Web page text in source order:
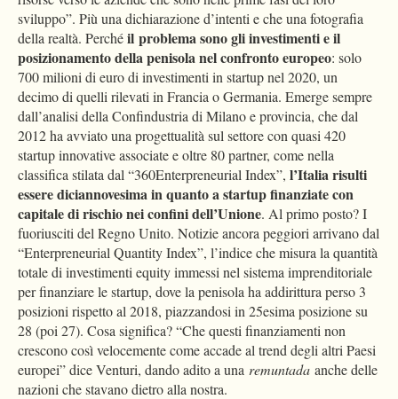
sviluppo”. Più una dichiarazione d’intenti e che una fotografia
della realtà. Perchéil problema sono gli investimenti e il
posizionamento della penisola nel confronto europeo: solo
700 milioni di euro di investimenti in startup nel 2020, un
decimo di quelli rilevati in Francia o Germania. Emerge sempre
dall’analisi della Confindustria di Milano e provincia, che dal
2012 ha avviato una progettualità sul settore con quasi 420
startup innovative associate e oltre 80 partner, come nella
classifica stilata dal “360Enterpreneurial Index”, l’Italia risulti
essere diciannovesima in quanto a startup finanziate con
capitale di rischio nei confini dell’Unione. Al primo posto? I
fuoriusciti del Regno Unito. Notizie ancora peggiori arrivano dal
“Enterpreneurial Quantity Index”, l’indice che misura la quantità
totale di investimenti equity immessi nel sistema imprenditoriale
per finanziare le startup, dove la penisola ha addirittura perso 3
posizioni rispetto al 2018, piazzandosi in 25esima posizione su
28 (poi 27). Cosa significa? “Che questi finanziamenti non
crescono così velocemente come accade al trend degli altri Paesi
europei” dice Venturi, dando adito a una remuntada anche delle
nazioni che stavano dietro alla nostra.